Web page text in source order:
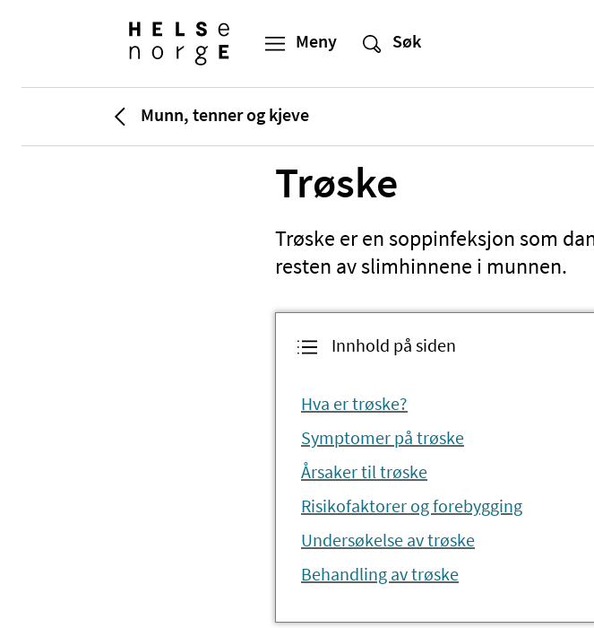
Munn, tenner og kjeve
Trøske
Trøske er en soppinfeksjon som
resten av slimhinnene i munnen.
Innhold på siden
Hva er trøske?
Symptomer på trøske
Årsaker til trøske
Risikofaktorer og forebygging
Undersøkelse av trøske
Behandling av trøske